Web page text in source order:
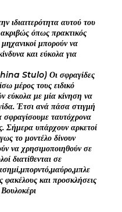
αυτού του
όπως πρακτικός
μπορούν να
και εύκολα για
Stulo) Οι σφραγίδες
μέρος τους ειδικό
εύκολα με μία κίνηση να
Έτσι ανά πάσα στιγμή
ταυτόχρονα
Σήμερα υπάρχουν αρκετοί
το μοντέλο δίνουν
να χρησιμοποιηθούν σε
διατίθενται σε
φακέλους και προσκλήσεις